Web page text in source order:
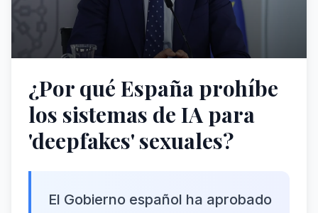
¿Por qué España prohíbe
los sistemas de IA para
'deepfakes' sexuales?
El Gobierno español ha aprobado